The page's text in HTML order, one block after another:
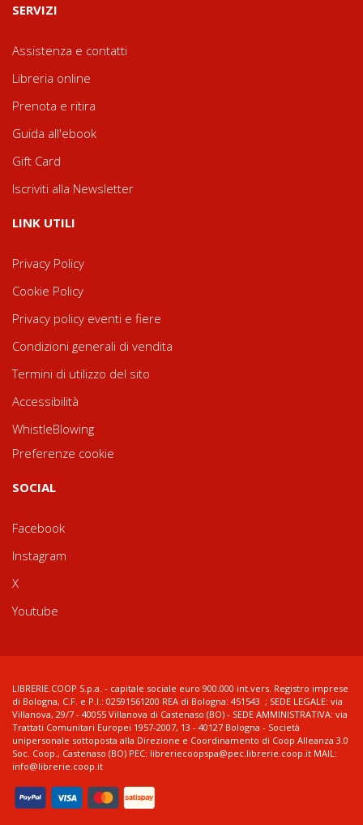
SERVIZI
Assistenza e contatti
Libreria online
Prenota e ritira
Guida all'ebook
Gift Card
Iscriviti alla Newsletter
LINK UTILI
Privacy Policy
Cookie Policy
Privacy policy eventi e fiere
Condizioni generali di vendita
Termini di utilizzo del sito
Accessibilità
WhistleBlowing
Preferenze cookie
SOCIAL
Facebook
Instagram
X
Youtube
LIBRERIE.COOP S.p.a. - capitale sociale euro 900.000 int.vers. Registro imprese
di Bologna, C.F. e P.I.: 02591561200 REA di Bologna: 451543 ; SEDE LEGALE: via
Villanova, 29/7 - 40055 Villanova di Castenaso (BO) - SEDE AMMINISTRATIVA: via
Trattati Comunitari Europei 1957-2007, 13 - 40127 Bologna - Società
unipersonale sottoposta alla Direzione e Coordinamento di Coop Alleanza 3.0
Soc. Coop., Castenaso (BO) PEC: libreriecoopspa@pec.librerie.coop.it MAIL:
info@librerie.coop.it